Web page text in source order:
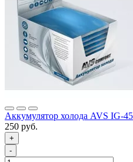
Аккумулятор холода AVS IG-
250 руб.
+
-